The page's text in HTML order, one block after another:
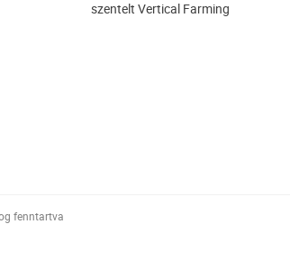
szentelt Vertical Farming
fenntartva